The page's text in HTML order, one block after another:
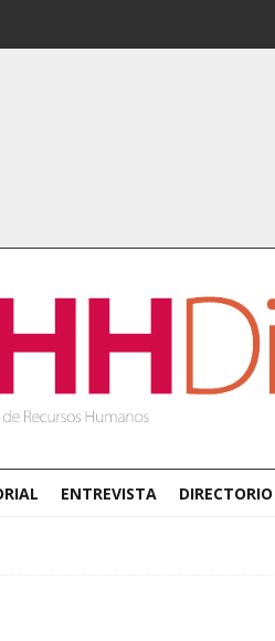
ENTREVISTA DIRECTORIO